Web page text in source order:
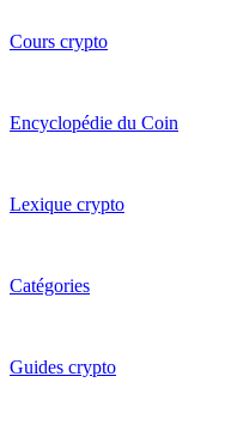
Cours crypto
Encyclopédie du Coin
Lexique crypto
Catégories
Guides crypto